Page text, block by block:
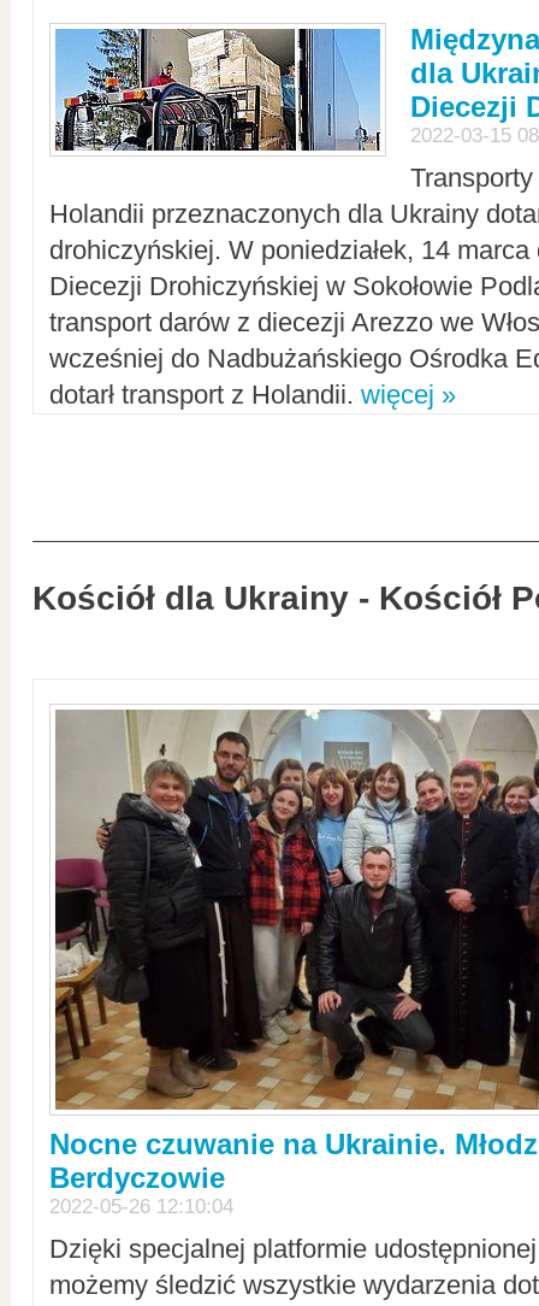
dla
Diecezji
2022-03-15
Holandii przeznaczonych dla Ukrainy
drohiczyńskiej. W poniedziałek, 14
Diecezji Drohiczyńskiej w Sokołowie
transport darów z diecezji Arezzo we
wcześniej do Nadbużańskiego Ośrodka
dotarł transport z Holandii. więcej »
Kościół dla Ukrainy - Kościół
Nocne czuwanie na Ukrainie.
Berdyczowie
2022-05-26 12:10:04
Dzięki specjalnej platformie
możemy śledzić wszystkie wydarzenia